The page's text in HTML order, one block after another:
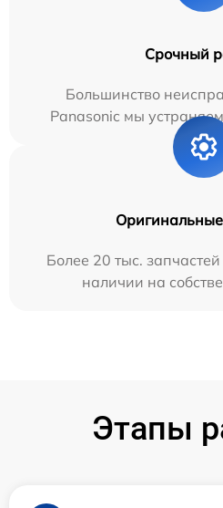
Срочный
Большинство
Panasonic мы
Более 20 тыс.
наличии на
Этапы